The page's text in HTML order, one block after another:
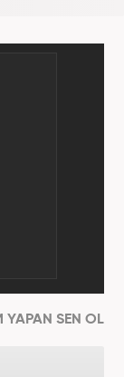
YAPAN SEN OL